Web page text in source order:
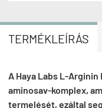
TERMÉKLEÍRÁS
A Haya Labs L-
aminosav-komplex,
termelését, ezáltal